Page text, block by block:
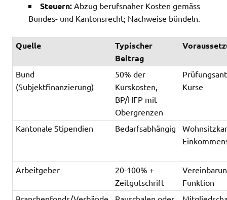
Steuern: Abzug berufsnaher Kosten gemäss
Bundes- und Kantonsrecht; Nachweise bündeln.
Quelle
Typischer
Beitrag
Bund
(Subjektfinanzierung)
50% der
Kurskosten,
BP/HFP mit
Obergrenzen
Kurse
Kantonale Stipendien Bedarfsabhängig
Arbeitgeber
20-100% +
Zeitgutschrift
Funktion